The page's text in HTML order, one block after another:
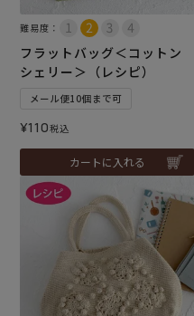
難易度：
フラットバッグ＜コットン
シェリー＞（レシピ）
メール便10個まで可
¥110税込
カートに入れる